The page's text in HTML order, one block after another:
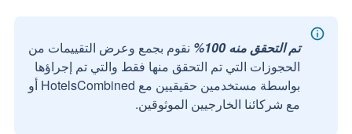
تم التحقق منه 100%
نقوم بجمع وعرض التقييمات من
الحجوزات التي تم التحقق منها فقط والتي تم إجراؤها
بواسطة مستخدمين حقيقيين مع HotelsCombined أو
مع شركائنا الخارجيين الموثوقين.